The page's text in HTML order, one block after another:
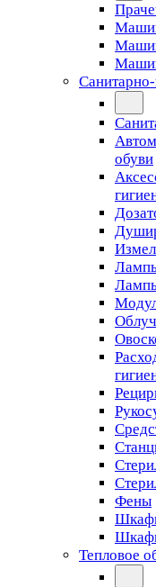
обуви
Фены
Тепловое